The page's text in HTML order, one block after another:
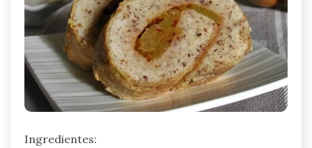
Ingredientes: